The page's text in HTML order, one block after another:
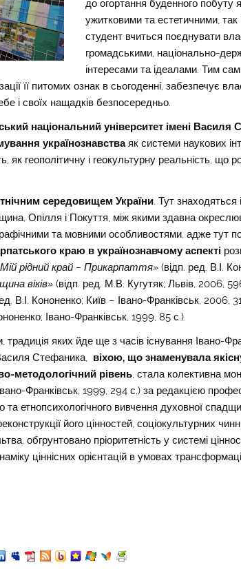
до огортання буденного побуту
ужитковими та естетичними, так
студент вчиться поєднувати
громадськими, національно-
інтересами та ідеалами. Тим
її питомих ознак в сьогоденні, забезпечує
і своїх нащадків безпосередньо.
національний університет імені
українознавстваяк системи наукових
як геополітичну і геокультурну реальність, що
середовищем України. Тут знаходяться
Опілля і Покуття, між якими здавна
та мовними особливостями, адже тут
краю в українознавчому аспекті
рідний край – Прикарпаття» (відп. ред. В.І.
віків» (відп. ред. М.В. Кугутяк; Львів, 2006,
В.І. Кононенко; Київ – Івано-Франківськ, 2006,
Івано-Франківськ, 1999, 85 с.).
традиція яких йде ще з часів існування Івано-
Василя Стефаника, віхою, що знаменувала
методологічний рівень, стала колективна
Франківськ, 1999, 294 с.) за редакцією
та етнопсихологічного вивчення духовної
його цінностей, соціокультурних
обгрунтовано пріоритетність у системі
ціннісних орієнтацій в умовах